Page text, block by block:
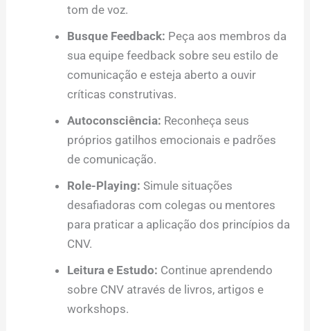
tom de voz.
Busque Feedback: Peça aos membros da
sua equipe feedback sobre seu estilo de
comunicação e esteja aberto a ouvir
críticas construtivas.
Autoconsciência: Reconheça seus
próprios gatilhos emocionais e padrões
de comunicação.
Role-Playing: Simule situações
desafiadoras com colegas ou mentores
para praticar a aplicação dos princípios da
CNV.
Leitura e Estudo: Continue aprendendo
sobre CNV através de livros, artigos e
workshops.